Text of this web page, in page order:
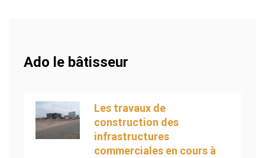
Ado le bâtisseur
Les travaux de
construction des
infrastructures
commerciales en cours à